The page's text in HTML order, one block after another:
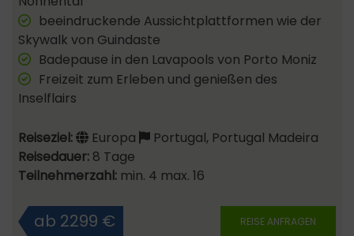
beeindruckende Aussichtplattformen wie der
Skywalk von Guindaste
Badepause in den Lavapools von Porto Moniz
Freizeit zum Erleben und genießen des
Inselflairs
Reiseziel: Europa
Portugal, Portugal Madeira
Reisedauer: 8 Tage
Teilnehmerzahl: min. 4 max. 16
REISE ANFRAGEN
ab 2299 €